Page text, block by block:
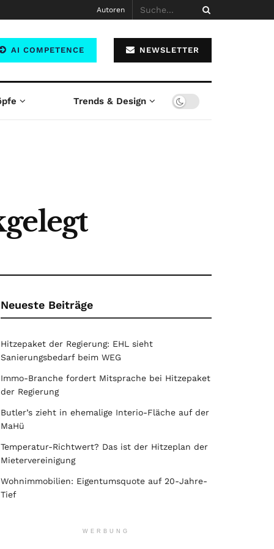
Autoren
AI COMPETENCE NEWSLETTER
Trends & Design
Neueste Beiträge
Hitzepaket der Regierung: EHL sieht
Sanierungsbedarf beim WEG
Immo-Branche fordert Mitsprache bei Hitzepaket
der Regierung
Butler’s zieht in ehemalige Interio-Fläche auf der
MaHü
Temperatur-Richtwert? Das ist der Hitzeplan der
Mietervereinigung
Wohnimmobilien: Eigentumsquote auf 20-Jahre-
Tief
WERBUNG